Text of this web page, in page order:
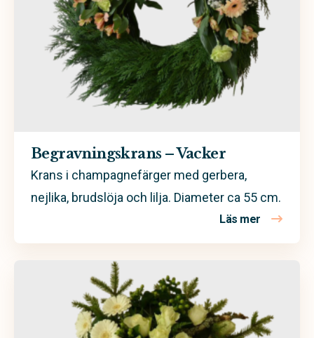
Begravningskrans – Vacker
Krans i champagnefärger med gerbera,
nejlika, brudslöja och lilja. Diameter ca 55 cm.
Läs mer om